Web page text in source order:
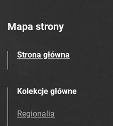
Mapa strony
Strona główna
Kolekcje główne
Regionalia